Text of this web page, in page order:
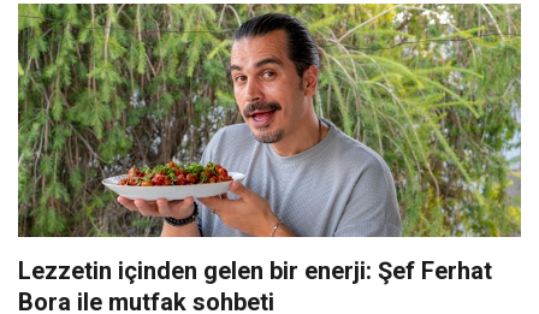
Lezzetin içinden gelen bir enerji: Şef Ferhat
Bora ile mutfak sohbeti